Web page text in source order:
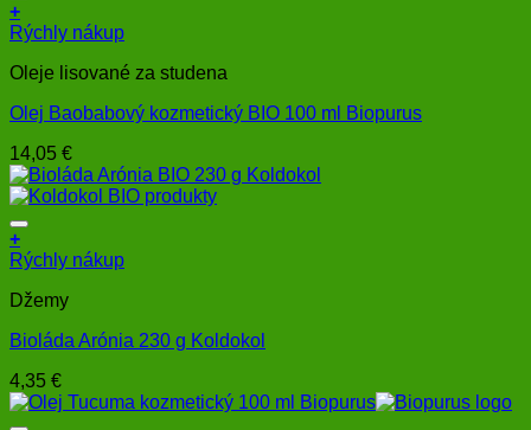
+
Rýchly nákup
Oleje lisované za studena
Olej Baobabový kozmetický BIO 100 ml Biopurus
14,05 €
+
Rýchly nákup
Džemy
Bioláda Arónia 230 g Koldokol
4,35 €